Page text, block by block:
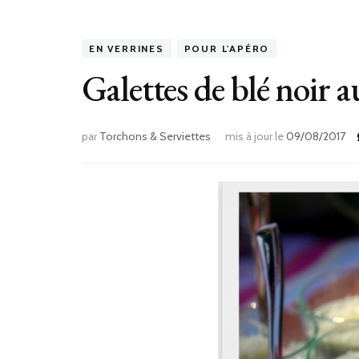
EN VERRINES POUR L'APÉRO
Galettes de blé noir
par Torchons & Serviettes mis à jour le09/08/2017